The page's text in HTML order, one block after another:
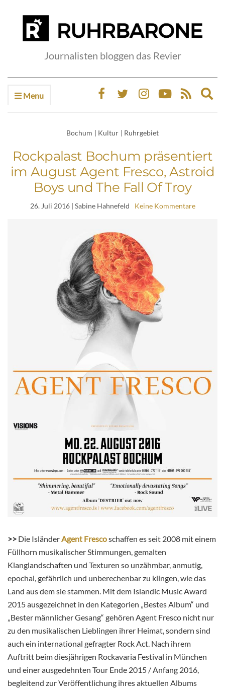
Journalisten bloggen das Revier
Menu
Bochum | Kultur | Ruhrgebiet
Rockpalast Bochum präsentiert
im August Agent Fresco, Astroid
Boys und The Fall Of Troy
26. Juli 2016| Sabine Hahnefeld Keine Kommentare
>> Die Isländer Agent Frescoschaffen es seit 2008 mit einem
Füllhorn musikalischer Stimmungen, gemalten
Klanglandschaften und Texturen so unzähmbar, anmutig,
epochal, gefährlich und unberechenbar zu klingen, wie das
Land aus dem sie stammen. Mit dem Islandic Music Award
2015 ausgezeichnet in den Kategorien „Bestes Album“ und
„Bester männlicher Gesang“ gehören Agent Fresco nicht nur
zu den musikalischen Lieblingen ihrer Heimat, sondern sind
auch ein international gefragter Rock Act. Nach ihrem
Auftritt beim diesjährigen Rockavaria Festival in München
und einer ausgedehnten Tour Ende 2015 / Anfang 2016,
begleitend zur Veröffentlichung ihres aktuellen Albums